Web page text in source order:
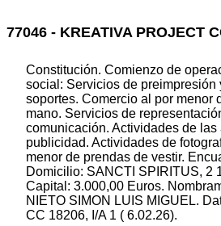
77046 - KREATIVA PROJECT
Constitución. Comienzo de
social: Servicios de preimpresión
soportes. Comercio al por menor
mano. Servicios de
comunicación. Actividades de las
publicidad. Actividades de
menor de prendas de vestir.
Domicilio: SANCTI SPIRITUS, 2
Capital: 3.000,00 Euros.
NIETO SIMON LUIS MIGUEL.
CC 18206, I/A 1 ( 6.02.26).